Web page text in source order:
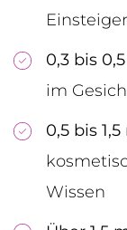
0,3 bis
im
0,5 bis
Wissen